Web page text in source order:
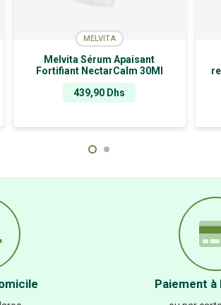
MELVITA
Melvita Sérum Apaisant
Fortifiant NectarCalm 30Ml
439,90 Dhs
Paiement à